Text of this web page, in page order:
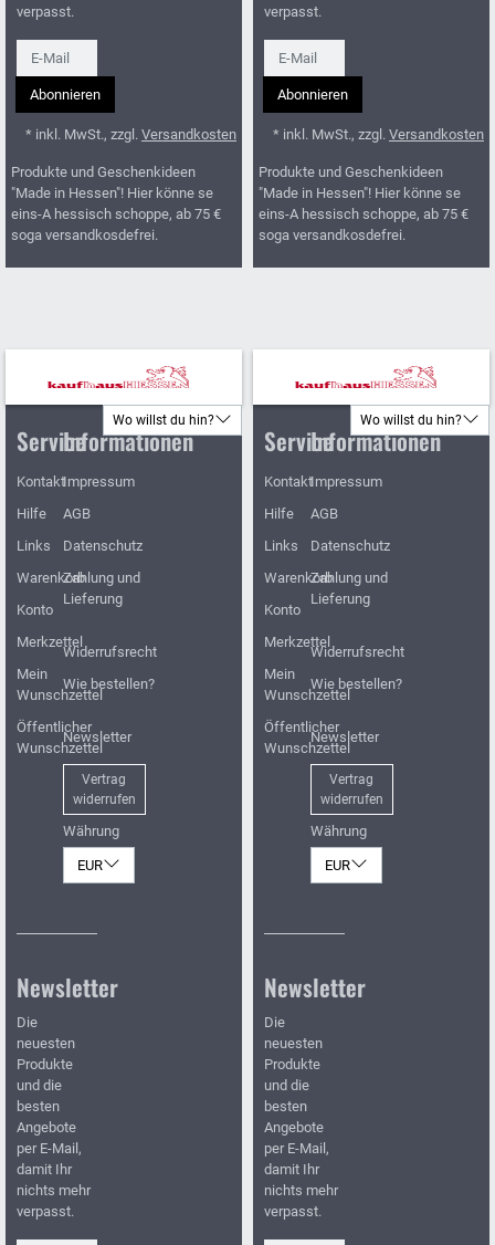
verpasst.
Newsletter
Abonnieren
* inkl. MwSt., zzgl. Versandkosten
Produkte und Geschenkideen
"Made in Hessen"! Hier könne se
eins-A hessisch schoppe, ab 75 €
soga versandkosdefrei.
verpasst.
Newsletter
Abonnieren
* inkl. MwSt., zzgl. Versandkosten
Produkte und Geschenkideen
"Made in Hessen"! Hier könne se
eins-A hessisch schoppe, ab 75 €
soga versandkosdefrei.
Wo willst du hin?
Service
Kontakt
Hilfe
Links
Warenkorb
Konto
Merkzettel
Mein
Wunschzettel
Öffentlicher
Wunschzettel
Informationen
Impressum
AGB
Datenschutz
Zahlung und
Lieferung
Widerrufsrecht
Wie bestellen?
Newsletter
Vertrag
widerrufen
Währung
EUR
Newsletter
Die
neuesten
Produkte
und die
besten
Angebote
per E-Mail,
damit Ihr
nichts mehr
verpasst.
Wo willst du hin?
Service
Kontakt
Hilfe
Links
Warenkorb
Konto
Merkzettel
Mein
Wunschzettel
Öffentlicher
Wunschzettel
Informationen
Impressum
AGB
Datenschutz
Zahlung und
Lieferung
Widerrufsrecht
Wie bestellen?
Newsletter
Vertrag
widerrufen
Währung
EUR
Newsletter
Die
neuesten
Produkte
und die
besten
Angebote
per E-Mail,
damit Ihr
nichts mehr
verpasst.